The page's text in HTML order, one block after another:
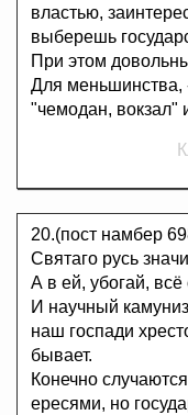
властью,
выберешь
При этом
Для меньшинства,
"чемодан, вокзал"
20.(пост намбер
Святаго русь
А в ей, убогай,
И научный
наш госпади
бывает.
Конечно
ересями, но